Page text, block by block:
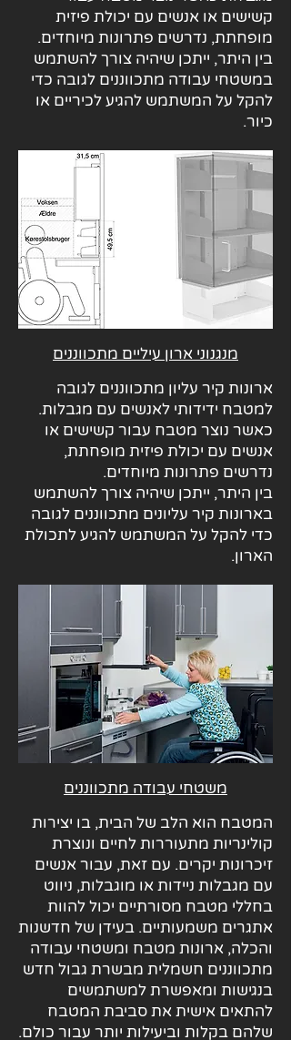
קשישים או אנשים עם יכולת פיזית
מופחתת, נדרשים פתרונות מיוחדים.
בין היתר, ייתכן שיהיה צורך להשתמש
במשטחי עבודה מתכווננים לגובה כדי
להקל על המשתמש להגיע לכיריים או
כיור.
מנגנוני ארון עיליים מתכווננים
ארונות קיר עליון מתכווננים לגובה
למטבח ידידותי לאנשים עם מגבלות.
כאשר נוצר מטבח עבור קשישים או
אנשים עם יכולת פיזית מופחתת,
נדרשים פתרונות מיוחדים.
בין היתר, ייתכן שיהיה צורך להשתמש
בארונות קיר עליונים מתכווננים לגובה
כדי להקל על המשתמש להגיע לתכולת
הארון.
משטחי עבודה מתכווננים
המטבח הוא הלב של הבית, בו יצירות
קולינריות מתעוררות לחיים ונוצרת
זיכרונות יקרים. עם זאת, עבור אנשים
עם מגבלות ניידות או מוגבלות, ניווט
בחללי מטבח מסורתיים יכול להוות
אתגרים משמעותיים. בעידן של חדשנות
והכלה, ארונות מטבח ומשטחי עבודה
מתכווננים חשמלית מבשרת גבול חדש
בנגישות ומאפשרת למשתמשים
להתאים אישית את סביבת המטבח
שלהם בקלות וביעילות יותר עבור כולם.